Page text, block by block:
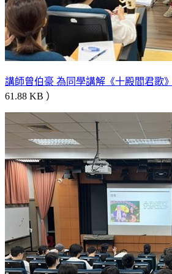
講師曾伯豪 為同學講解《十殿閻君歌》
61.88 KB ）